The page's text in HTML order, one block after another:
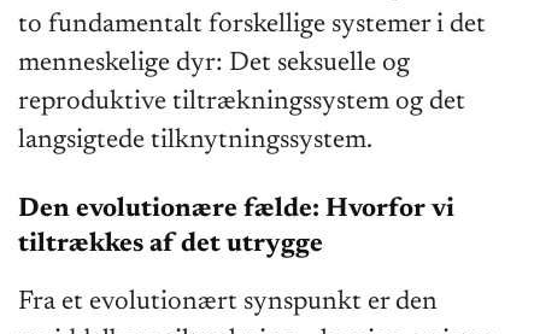
to fundamentalt forskellige systemer i det
menneskelige dyr: Det seksuelle og
reproduktive tiltrækningssystem og det
langsigtede tilknytningssystem.
Den evolutionære fælde: Hvorfor vi
tiltrækkes af det utrygge
Fra et evolutionært synspunkt er den